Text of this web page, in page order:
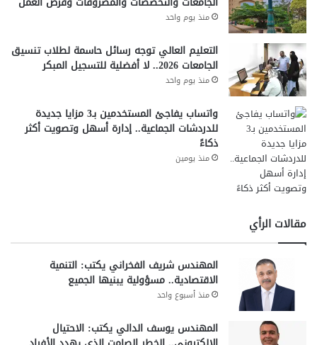
منذ يوم واحد
التعليم العالي توجه رسائل حاسمة لطلاب تنسيق
الجامعات 2026.. لا أفضلية للتسجيل المبكر
منذ يوم واحد
واتساب يفاجئ المستخدمين بـ3 مزايا جديدة
للدردشات الجماعية.. إدارة أسهل وتصويت أكثر
ذكاءً
منذ يومين
مقالات الرأي
المهندس شريف الفخراني يكتب: التنمية
الاقتصادية.. مسؤولية يبنيها الجميع
منذ أسبوع واحد
المهندس يوسف الدالي يكتب: الاحتيال